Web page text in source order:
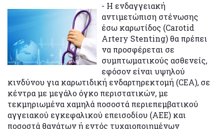
- Η ενδαγγειακή
αντιμετώπιση στένωσης
έσω καρωτίδος (Carotid
Artery Stenting) θα πρέπει
να προσφέρεται σε
συμπτωματικούς ασθενείς,
εφόσον είναι υψηλού
κινδύνου για καρωτιδική ενδαρτηρεκτομή (CEA), σε
κέντρα με μεγάλο όγκο περιστατικών, με
τεκμηριωμένα χαμηλά ποσοστά περιεπεμβατικού
αγγειακού εγκεφαλικού επεισοδίου (ΑΕΕ) και
ποσοστά θανάτων ή εντός τυχαιοποιημένων